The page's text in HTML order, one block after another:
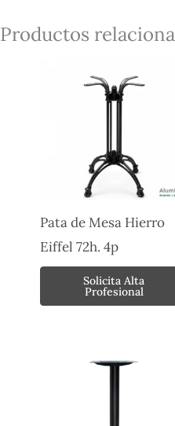
Productos
Pata de Mesa Hierro
Eiffel 72h. 4p
Solicita Alta
Profesional